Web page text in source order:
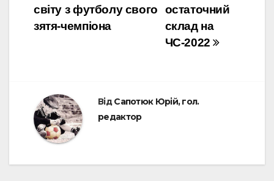
остаточний
склад на
ЧС-2022
світу з футболу свого
зятя-чемпіона
ВідСапотюк Юрій, гол.
редактор